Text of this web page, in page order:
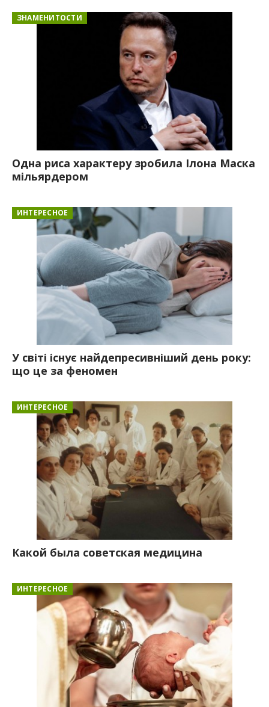
ЗНАМЕНИТОСТИ
Одна риса характеру зробила Ілона Маска
мільярдером
ИНТЕРЕСНОЕ
У світі існує найдепресивніший день року:
що це за феномен
ИНТЕРЕСНОЕ
Какой была советская медицина
ИНТЕРЕСНОЕ